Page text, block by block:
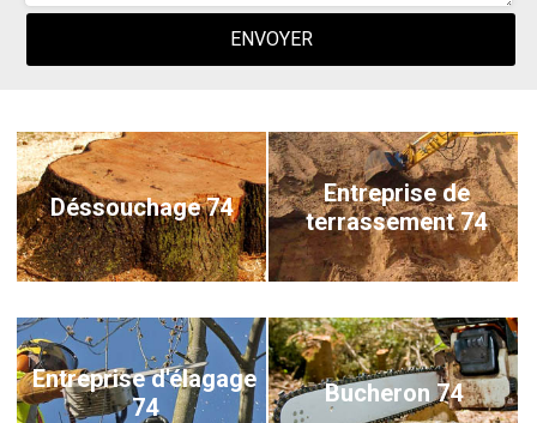
Déssouchage 74
Entreprise de
terrassement 74
Entreprise d'élagage
74
Bucheron 74